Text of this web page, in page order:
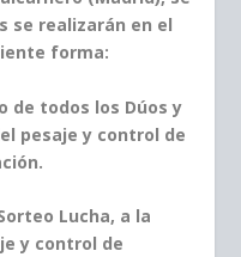
se realizarán en el
forma:
de todos los Dúos y
pesaje y control de
Lucha, a la
y control de